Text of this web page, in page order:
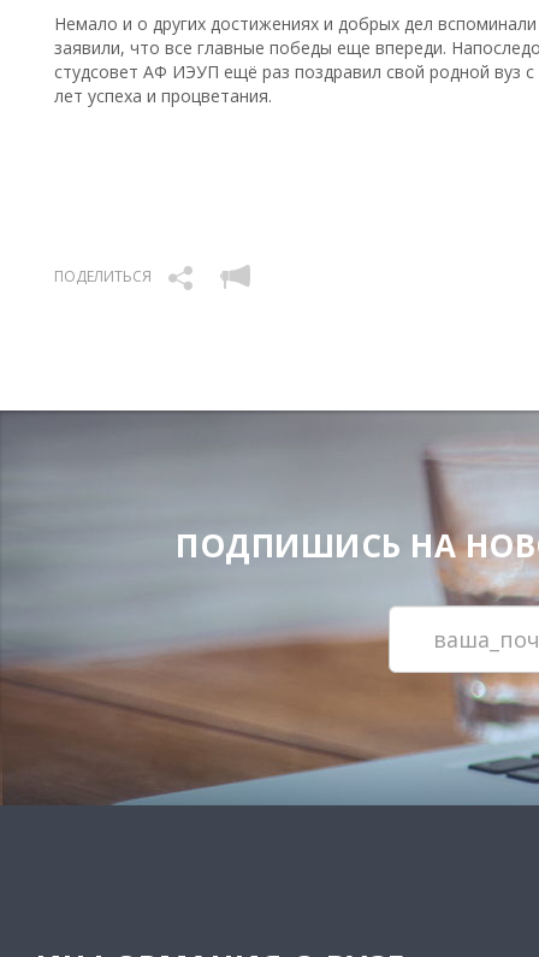
Немало и о других достижениях и добрых дел
заявили, что все главные победы еще впереди.
студсовет АФ ИЭУП ещё раз поздравил свой родной вуз
лет успеха и процветания.
ПОДЕЛИТЬСЯ
ПОДПИШИСЬ НА